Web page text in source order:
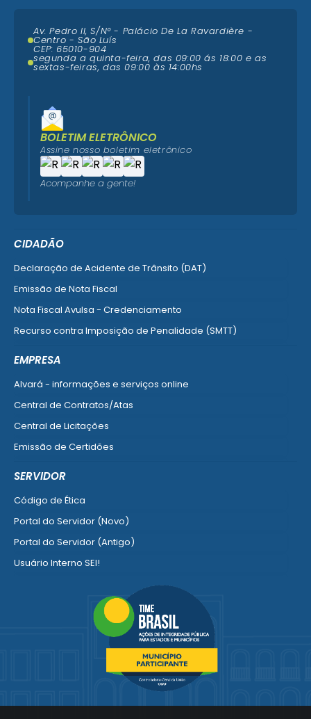
CIDADÃO
Declaração de Acidente de Trânsito (DAT)
Emissão de Nota Fiscal
Nota Fiscal Avulsa - Credenciamento
Recurso contra Imposição de Penalidade (SMTT)
EMPRESA
Alvará - informações e serviços online
Central de Contratos/Atas
Central de Licitações
Emissão de Certidões
SERVIDOR
Código de Ética
Portal do Servidor (Novo)
Portal do Servidor (Antigo)
Usuário Interno SEI!
Portal do Segurado
Manual de Gestão Patrimonial
Ver mais serviços para o Servidor
Av. Pedro II, S/N° - Palácio De La Ravardière -
Centro - São Luís
CEP: 65010-904
segunda a quinta-feira, das 09:00 ás 18:00 e as
sextas-feiras, das 09:00 às 14:00hs
BOLETIM ELETRÔNICO
Assine nosso boletim eletrônico
Acompanhe a gente!